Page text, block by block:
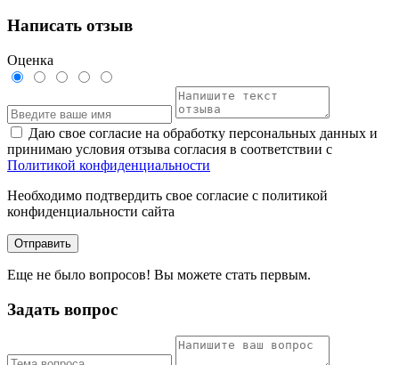
Написать отзыв
Оценка
Даю свое согласие на обработку персональных данных и
принимаю условия отзыва согласия в соответствии с
Политикой конфиденциальности
Необходимо подтвердить свое согласие с политикой
конфиденциальности сайта
Отправить
Еще не было вопросов! Вы можете стать первым.
Задать вопрос